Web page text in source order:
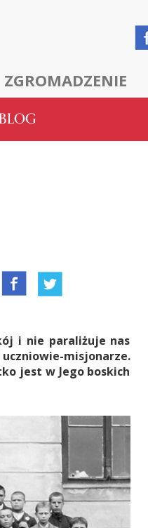
ZGROMADZENIE
BLOG
i nie paraliżuje nas
misjonarze.
jest w Jego boskich